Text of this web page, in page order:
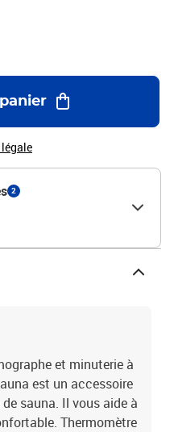
15 minutes : 15 minutes est
séance de sauna. Le
des marqueurs
pin massif est un matériau
un grain droit, et les nœuds
et rustique.
l'hygromètre et le sablier
pin massif (non traité), verre,
: 5 x 3 x 29,5 cm (L x l x H)
2
et minuterie à
est un accessoire
sauna. Il vous aide à
Thermomètre